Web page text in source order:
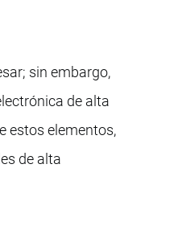
sin embargo,
de alta
estos elementos,
de alta